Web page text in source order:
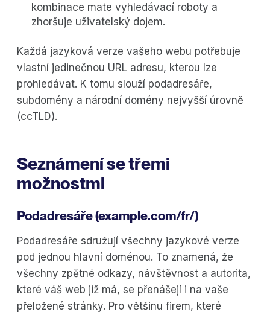
kombinace mate vyhledávací roboty a
zhoršuje uživatelský dojem.
Každá jazyková verze vašeho webu potřebuje
vlastní jedinečnou URL adresu, kterou lze
prohledávat. K tomu slouží podadresáře,
subdomény a národní domény nejvyšší úrovně
(ccTLD).
Seznámení se třemi
možnostmi
Podadresáře (example.com/fr/)
Podadresáře sdružují všechny jazykové verze
pod jednou hlavní doménou. To znamená, že
všechny zpětné odkazy, návštěvnost a autorita,
které váš web již má, se přenášejí i na vaše
přeložené stránky. Pro většinu firem, které